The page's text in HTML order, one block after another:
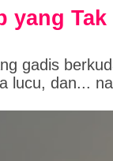
yang Tak
gadis
lucu, dan...